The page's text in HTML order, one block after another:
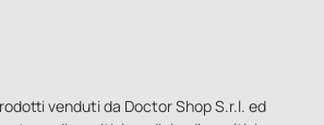
venduti da Doctor Shop S.r.l. ed